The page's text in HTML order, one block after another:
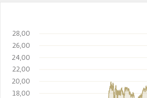
18,00
20,00
22,00
24,00
26,00
28,00